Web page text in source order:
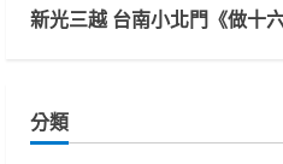
新光三越 台南小北門《做十
分類